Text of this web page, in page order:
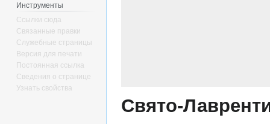
Свято-
Инструменты
Ссылки сюда
Связанные правки
Служебные страницы
Версия для печати
Постоянная ссылка
Сведения о странице
Узнать свойства